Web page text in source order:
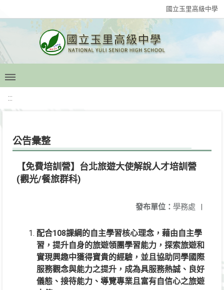
國立玉里高級中學
:::
公告彙整
【免費培訓營】台北旅遊大使解說人才培訓營
(觀光/餐旅群科)
發布單位： 學務處 |
配合108課綱的自主學習核心理念，藉由自主學
習，提升自身的旅遊領團學習能力，探索旅遊和
實現興趣中獲得寶貴的經驗，並且協助同學國際
服務觀念與能力之提升，成為具服務熱誠、良好
儀態、接待能力、導覽專業且富有自信心之旅遊